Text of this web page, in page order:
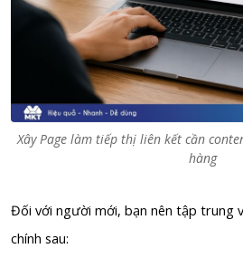
Xây Page làm tiếp thị liên kết cần
hàng
Đối với người mới, bạn nên tập trung
chính sau: